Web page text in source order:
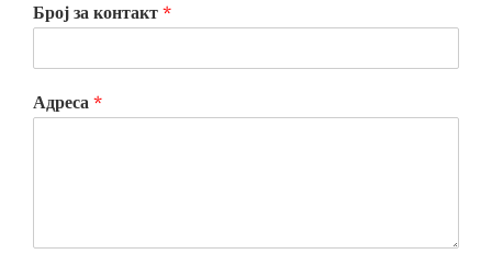
Број за контакт *
Адреса *